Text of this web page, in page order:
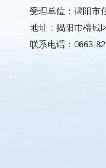
受理单位：揭阳市住
地址：揭阳市榕城区
联系电话：0663-